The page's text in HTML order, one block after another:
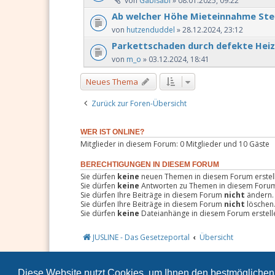
Ab welcher Höhe Mieteinnahme
von hutzenduddel » 28.12.2024, 23:12
Parkettschaden durch defekte
von m_o » 03.12.2024, 18:41
Neues Thema
Zurück zur Foren-Übersicht
WER IST ONLINE?
Mitglieder in diesem Forum: 0 Mitglieder und 10 Gäste
BERECHTIGUNGEN IN DIESEM FORUM
Sie dürfen keine neuen Themen in diesem Forum
Sie dürfen keine Antworten zu Themen in diesem
Sie dürfen Ihre Beiträge in diesem Forum nicht ändern.
Sie dürfen Ihre Beiträge in diesem Forum nicht löschen.
Sie dürfen keine Dateianhänge in diesem Forum
JUSLINE - Das Gesetzeportal Übersicht